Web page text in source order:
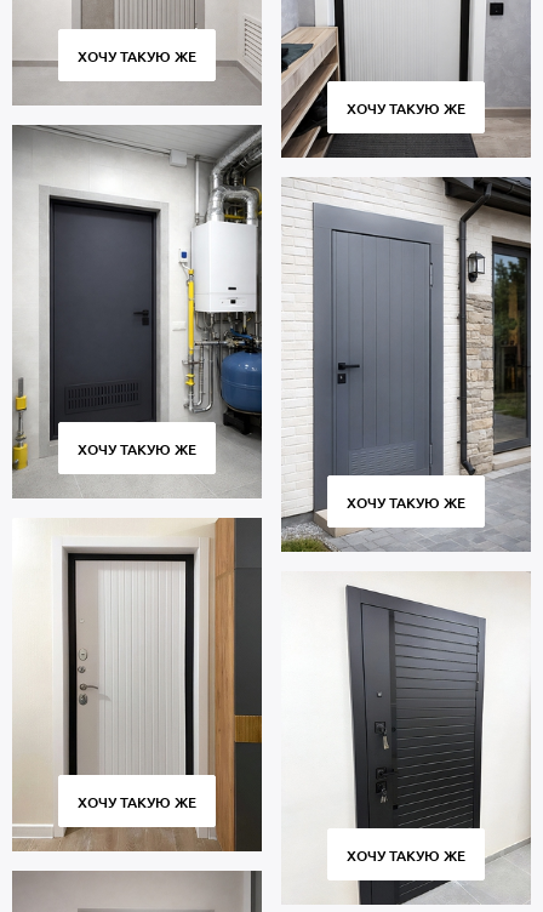
ХОЧУ ТАКУЮ ЖЕ
ХОЧУ ТАКУЮ ЖЕ
ХОЧУ ТАКУЮ ЖЕ
ХОЧУ ТАКУЮ ЖЕ
ХОЧУ ТАКУЮ ЖЕ
ХОЧУ ТАКУЮ ЖЕ